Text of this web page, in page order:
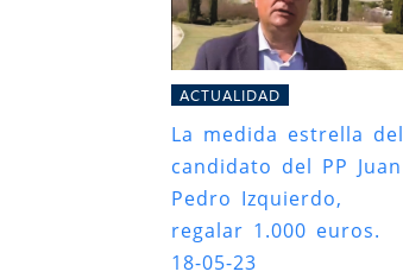
ACTUALIDAD
La medida estrella del
candidato del PP Juan
Pedro Izquierdo,
regalar 1.000 euros.
18-05-23